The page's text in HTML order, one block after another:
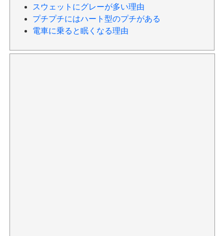
スウェットにグレーが多い理由
プチプチにはハート型のプチがある
電車に乗ると眠くなる理由